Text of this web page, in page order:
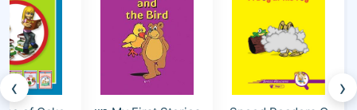
‹
›